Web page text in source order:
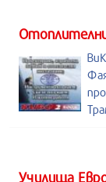
Училища